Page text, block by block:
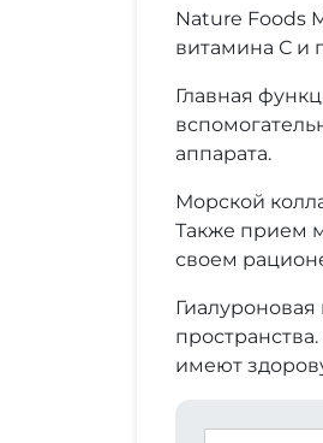
Nature Foods
витамина С и
Главная
аппарата.
Морской
Также прием
своем
имеют